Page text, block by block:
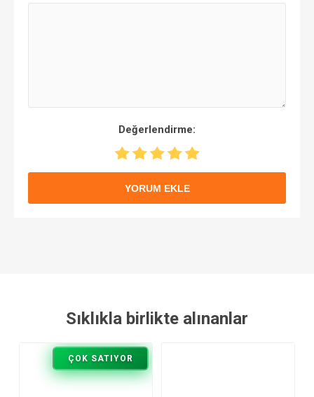
Değerlendirme:
YORUM EKLE
Sıklıkla birlikte alınanlar
ÇOK SATIYOR